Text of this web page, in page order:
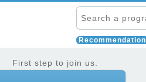
Recommendation
First step to join us.